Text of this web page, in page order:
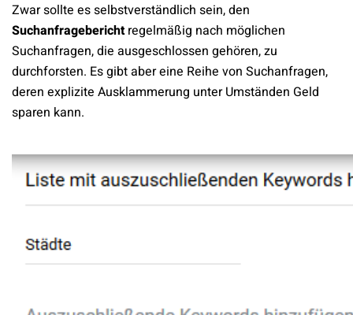
Zwar sollte es selbstverständlich sein, den
Suchanfrageberichtregelmäßig nach möglichen
Suchanfragen, die ausgeschlossen gehören, zu
durchforsten. Es gibt aber eine Reihe von Suchanfragen,
deren explizite Ausklammerung unter Umständen Geld
sparen kann.